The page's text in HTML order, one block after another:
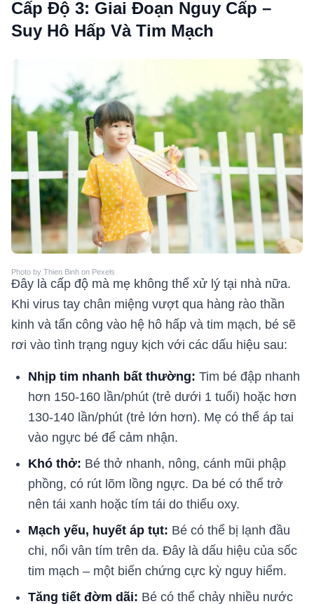
Cấp Độ 3: Giai Đoạn Nguy Cấp –
Suy Hô Hấp Và Tim Mạch
Photo by Thien Binh on Pexels
Đây là cấp độ mà mẹ không thể xử lý tại nhà nữa.
Khi virus tay chân miệng vượt qua hàng rào thần
kinh và tấn công vào hệ hô hấp và tim mạch, bé sẽ
rơi vào tình trạng nguy kịch với các dấu hiệu sau:
Nhịp tim nhanh bất thường: Tim bé đập nhanh
hơn 150-160 lần/phút (trẻ dưới 1 tuổi) hoặc hơn
130-140 lần/phút (trẻ lớn hơn). Mẹ có thể áp tai
vào ngực bé để cảm nhận.
Khó thở: Bé thở nhanh, nông, cánh mũi phập
phồng, có rút lõm lồng ngực. Da bé có thể trở
nên tái xanh hoặc tím tái do thiếu oxy.
Mạch yếu, huyết áp tụt: Bé có thể bị lạnh đầu
chi, nổi vân tím trên da. Đây là dấu hiệu của sốc
tim mạch – một biến chứng cực kỳ nguy hiểm.
Tăng tiết đờm dãi: Bé có thể chảy nhiều nước